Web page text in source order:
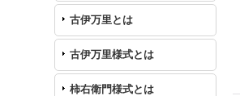
古伊万里とは
古伊万里様式とは
柿右衛門様式とは